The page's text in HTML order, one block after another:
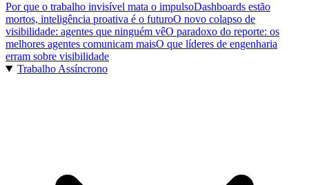
Por que o trabalho invisível mata o impulsoDashboards estão
mortos, inteligência proativa é o futuroO novo colapso de
visibilidade: agentes que ninguém vêO paradoxo do reporte: os
melhores agentes comunicam maisO que líderes de engenharia
erram sobre visibilidade
Trabalho Assíncrono